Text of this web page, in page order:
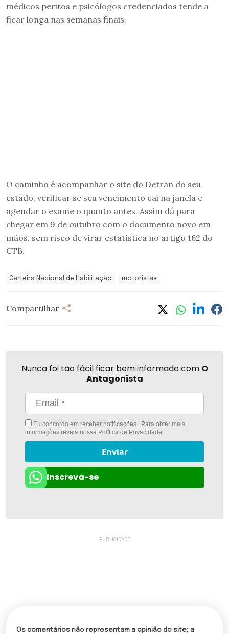
médicos peritos e psicólogos credenciados tende a
ficar longa nas semanas finais.
O caminho é acompanhar o site do Detran do seu
estado, verificar se seu vencimento cai na janela e
agendar o exame o quanto antes. Assim dá para
chegar em 9 de outubro com o documento novo em
mãos, sem risco de virar estatística no artigo 162 do
CTB.
Carteira Nacional de Habilitação motoristas
Compartilhar
Nunca foi tão fácil ficar bem informado com O
Antagonista
Eu concordo em receber notificações | Para obter mais
informações reveja nossa Política de Privacidade.
Enviar
Inscreva-se
Os comentários não representam a opinião do site; a